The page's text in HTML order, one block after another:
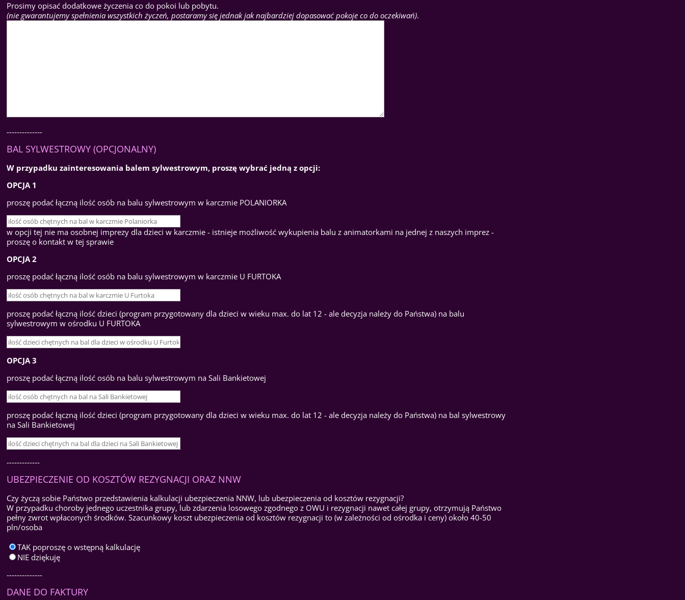
Prosimy opisać dodatkowe życzenia co do pokoi lub pobytu.
(nie gwarantujemy spełnienia wszystkich życzeń, postaramy się jednak jak najbardziej dopasować pokoje co do oczekiwań).
--------------
BAL SYLWESTROWY (OPCJONALNY)
W przypadku zainteresowania balem sylwestrowym, proszę wybrać jedną z opcji:
OPCJA 1
proszę podać łączną ilość osób na balu sylwestrowym w karczmie POLANIORKA
w opcji tej nie ma osobnej imprezy dla dzieci w karczmie - istnieje możliwość wykupienia balu z animatorkami na jednej z naszych imprez -
proszę o kontakt w tej sprawie
OPCJA 2
proszę podać łączną ilość osób na balu sylwestrowym w karczmie U FURTOKA
proszę podać łączną ilość dzieci (program przygotowany dla dzieci w wieku max. do lat 12 - ale decyzja należy do Państwa) na balu
sylwestrowym w ośrodku U FURTOKA
OPCJA 3
proszę podać łączną ilość osób na balu sylwestrowym na Sali Bankietowej
proszę podać łączną ilość dzieci (program przygotowany dla dzieci w wieku max. do lat 12 - ale decyzja należy do Państwa) na bal sylwestrowy
na Sali Bankietowej
-------------
UBEZPIECZENIE OD KOSZTÓW REZYGNACJI ORAZ NNW
Czy życzą sobie Państwo przedstawienia kalkulacji ubezpieczenia NNW, lub ubezpieczenia od kosztów rezygnacji?
W przypadku choroby jednego uczestnika grupy, lub zdarzenia losowego zgodnego z OWU i rezygnacji nawet całej grupy, otrzymują Państwo
pełny zwrot wpłaconych środków. Szacunkowy koszt ubezpieczenia od kosztów rezygnacji to (w zależności od ośrodka i ceny) około 40-50
pln/osoba
TAK poproszę o wstępną kalkulację
NIE dziękuję
--------------
DANE DO FAKTURY